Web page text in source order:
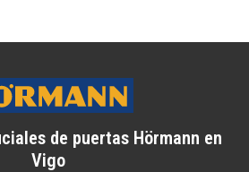
de puertas Hörmann en
Vigo